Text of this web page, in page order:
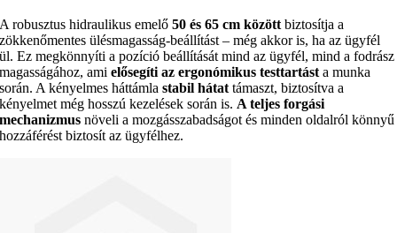
A robusztus hidraulikus emelő50 és 65 cm közöttbiztosítja a
zökkenőmentes ülésmagasság-beállítást – még akkor is, ha az ügyfél
ül. Ez megkönnyíti a pozíció beállítását mind az ügyfél, mind a fodrász
magasságához, amielősegíti az ergonómikus testtartásta munka
során. A kényelmes háttámlastabil hátattámaszt, biztosítva a
kényelmet még hosszú kezelések során is.A teljes forgási
mechanizmus növeli a mozgásszabadságot és minden oldalról könnyű
hozzáférést biztosít az ügyfélhez.